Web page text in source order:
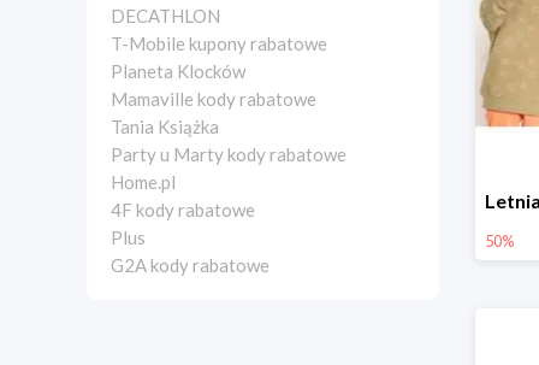
DECATHLON
T-Mobile kupony rabatowe
Planeta Klocków
Mamaville kody rabatowe
Tania Książka
Party u Marty kody rabatowe
Home.pl
4F kody rabatowe
Plus
G2A kody rabatowe
50%